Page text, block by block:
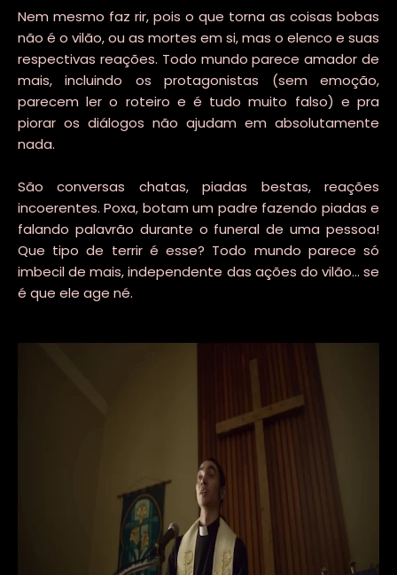
Nem mesmo faz rir, pois o que torna as coisas bobas
não é o vilão, ou as mortes em si, mas o elenco e suas
respectivas reações. Todo mundo parece amador de
mais, incluindo os protagonistas (sem emoção,
parecem ler o roteiro e é tudo muito falso) e pra
piorar os diálogos não ajudam em absolutamente
nada.
São conversas chatas, piadas bestas, reações
incoerentes. Poxa, botam um padre fazendo piadas e
falando palavrão durante o funeral de uma pessoa!
Que tipo de terrir é esse? Todo mundo parece só
imbecil de mais, independente das ações do vilão... se
é que ele age né.